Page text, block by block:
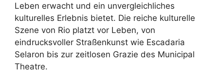
Leben erwacht und ein unvergleichliches
kulturelles Erlebnis bietet. Die reiche kulturelle
Szene von Rio platzt vor Leben, von
eindrucksvoller Straßenkunst wie Escadaria
Selaron bis zur zeitlosen Grazie des Municipal
Theatre.